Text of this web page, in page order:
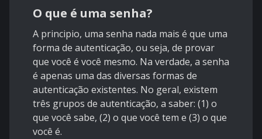
O que é uma senha?
A principio, uma senha nada mais é que uma
forma de autenticação, ou seja, de provar
que você é você mesmo. Na verdade, a senha
é apenas uma das diversas formas de
autenticação existentes. No geral, existem
três grupos de autenticação, a saber: (1) o
que você sabe, (2) o que você tem e (3) o que
você é.